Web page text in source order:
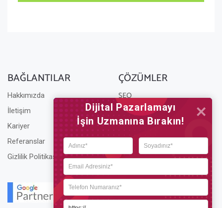
BAĞLANTILAR
Hakkımızda
İletişim
Kariyer
Referanslar
Gizlilik Politikası
ÇÖZÜMLER
SEO
Yerel SEO
Teknik SEO
E-Ticaret SEO
SEO Ajansı
Çerez Yönetimi
Dijital Pazarlamayı
İşin Uzmanına Bırakın!